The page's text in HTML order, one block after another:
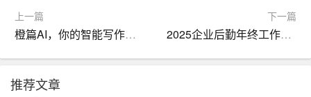
美团点评： “过去一年，美团点评不仅连接了消费者与商
祉，推动绿色可持续发展，为社会贡献更多正能量。”
上一篇
橙篇AI，你的智能写作伙伴，一键成文不是梦
下一篇
2025企业后勤年终工作总结
推荐文章